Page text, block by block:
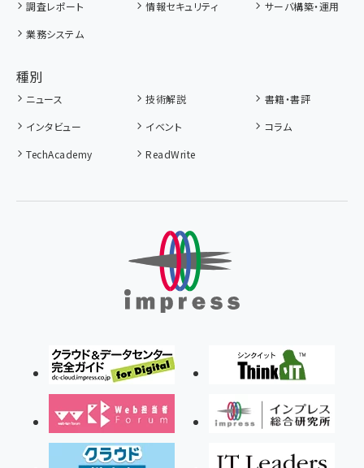
調査レポート
情報セキュリティ
サーバ構築・運用
業務システム
種別
ニュース 技術解説
書籍・書評
インタビュー
イベント
コラム
TechAcademy
ReadWrite